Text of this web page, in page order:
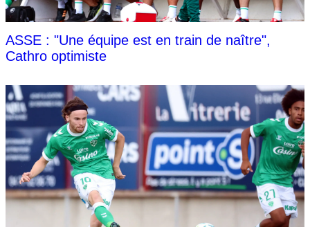
ASSE : "Une équipe est en train de naître",
Cathro optimiste